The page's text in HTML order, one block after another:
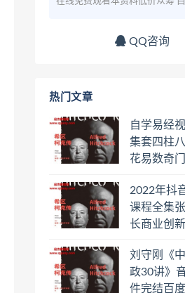
QQ咨询
热门文章
自学易经
集套四柱
花易数奇
日罗盘教
盘会员
2022年抖
课程全集
长商业创
盘下载学习
刘守刚《
政30讲》
件完结百